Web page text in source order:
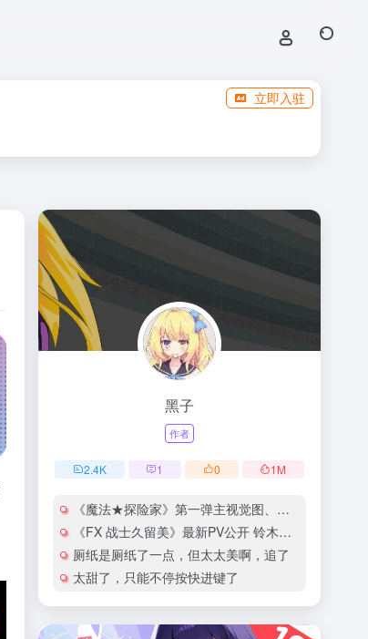
立即入驻
黑子
作者
2.4K 1 0 1M
《魔法★探险家》第一弹主视觉图、正式PV公开
《FX 战士久留美》最新PV公开 铃木爱奈献唱片尾曲
厕纸是厕纸了一点，但太太美啊，追了
太甜了，只能不停按快进键了